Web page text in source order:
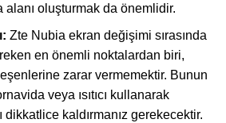
alanı oluşturmak da önemlidir.
Zte Nubia ekran değişimi sırasında
en önemli noktalardan biri,
zarar vermemektir. Bunun
veya ısıtıcı kullanarak
dikkatlice kaldırmanız gerekecektir.